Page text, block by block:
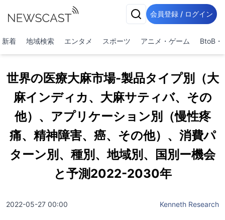
会員登録 / ログイン
新着 地域検索 エンタメ スポーツ アニメ・ゲーム BtoB・
世界の医療大麻市場-製品タイプ別（大
麻インディカ、大麻サティバ、その
他）、アプリケーション別（慢性疼
痛、精神障害、癌、その他）、消費パ
ターン別、種別、地域別、国別ー機会
と予測2022-2030年
2022-05-27 00:00 Kenneth Research